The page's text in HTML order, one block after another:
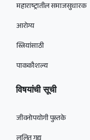
महाराष्ट्रातील समाजसुधारक
आरोग्य
स्त्रियांसाठी
पाककौशल्य
विषयांची सूची
जीवनोपयोगी पुस्तके